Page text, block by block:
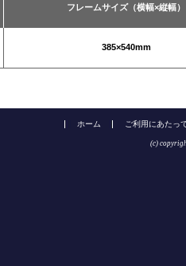
フレームサイズ（横幅×縦幅）
385×540mm
ホーム ご利用にあたっ
(c)